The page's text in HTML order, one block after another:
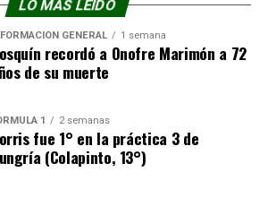
LO MÁS LEÍDO
GENERAL 1 semana
recordó a Onofre Marimón a 72
de su muerte
1 2 semanas
fue 1° en la práctica 3 de
(Colapinto, 13°)